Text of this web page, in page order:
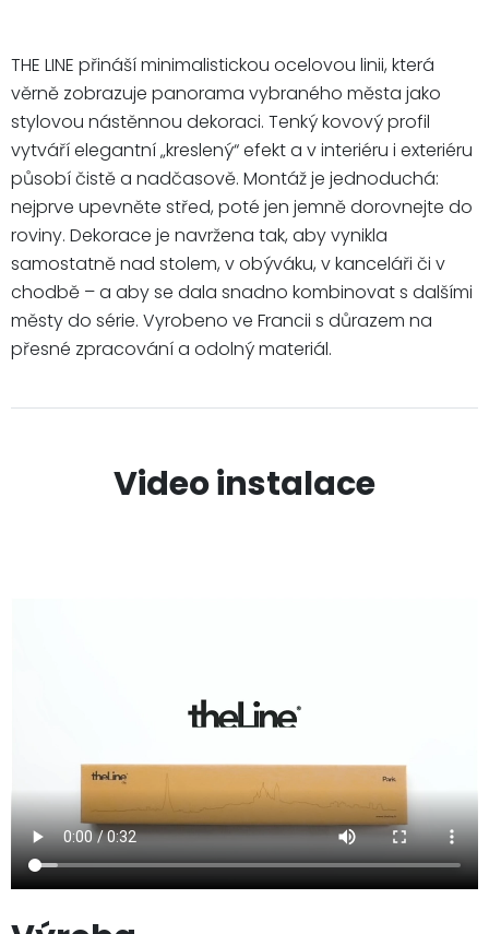
THE LINE přináší minimalistickou ocelovou linii, která
věrně zobrazuje panorama vybraného města jako
stylovou nástěnnou dekoraci. Tenký kovový profil
vytváří elegantní „kreslený“ efekt a v interiéru i exteriéru
působí čistě a nadčasově. Montáž je jednoduchá:
nejprve upevněte střed, poté jen jemně dorovnejte do
roviny. Dekorace je navržena tak, aby vynikla
samostatně nad stolem, v obýváku, v kanceláři či v
chodbě – a aby se dala snadno kombinovat s dalšími
městy do série. Vyrobeno ve Francii s důrazem na
přesné zpracování a odolný materiál.
Video instalace